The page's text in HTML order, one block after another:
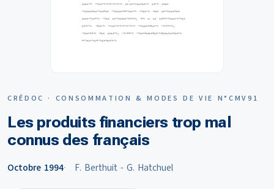
CRÉDOC · CONSOMMATION & MODES DE VIE N°CMV91
Les produits financiers trop mal
connus des français
Octobre 1994 F. Berthuit - G. Hatchuel